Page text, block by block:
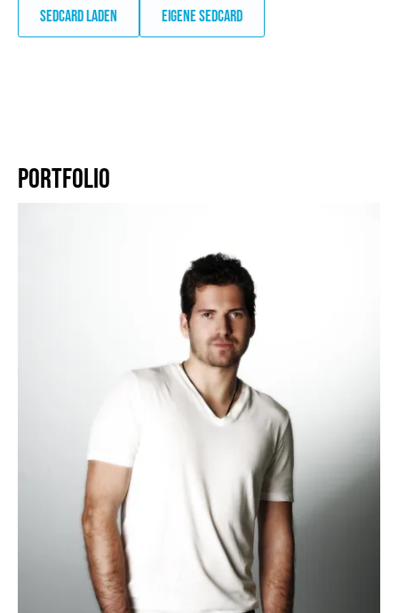
SEDCARD LADEN EIGENE SEDCARD
PORTFOLIO